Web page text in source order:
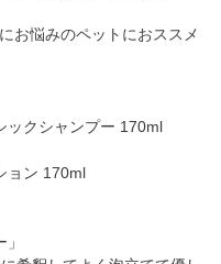
お悩みのペットにおススメ
ックシャンプー 170ml
ョン 170ml